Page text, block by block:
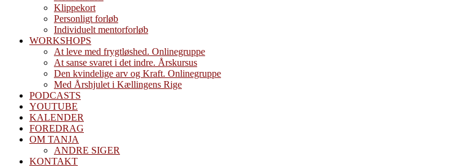
Klippekort
Personligt forløb
Individuelt mentorforløb
WORKSHOPS
At leve med frygtløshed. Onlinegruppe
At sanse svaret i det indre. Årskursus
Den kvindelige arv og Kraft. Onlinegruppe
Med Årshjulet i Kællingens Rige
PODCASTS
YOUTUBE
KALENDER
FOREDRAG
OM TANJA
ANDRE SIGER
KONTAKT